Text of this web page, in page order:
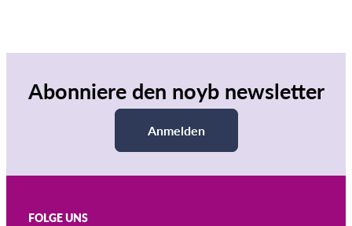
Abonniere den noyb newsletter
Anmelden
FOLGE UNS